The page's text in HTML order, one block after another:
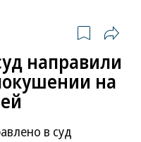
направили
на
в суд